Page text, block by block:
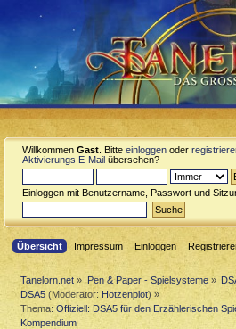
Willkommen Gast . Bitte einloggen oder
Aktivierungs E-Mail übersehen?
Einloggen mit Benutzername, Passwort und
Übersicht Impressum Einloggen
Tanelorn.net » Pen & Paper - Spielsysteme»
DSA5 (Moderator:Hotzenplot) »
Thema:Offiziell: DSA5 für den Erzählerischen
Kompendium